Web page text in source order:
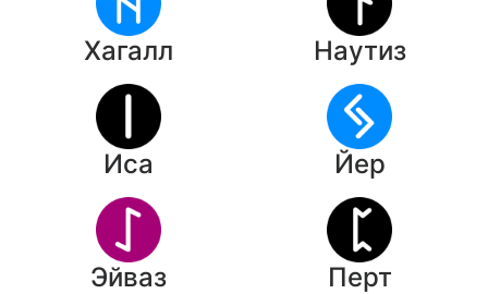
Хагалл Наутиз
Иса Йер
Эйваз Перт